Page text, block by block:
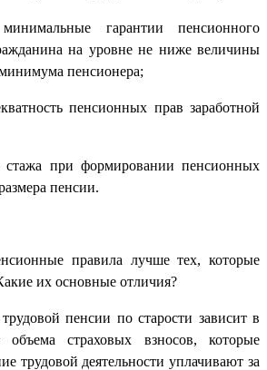
гарантии пенсионного
на уровне не ниже величины
пенсионера;
пенсионных прав заработной
стажа при формировании пенсионных
пенсии.
правила лучше тех, которые
их основные отличия?
пенсии по старости зависит в
страховых взносов, которые
трудовой деятельности уплачивают за